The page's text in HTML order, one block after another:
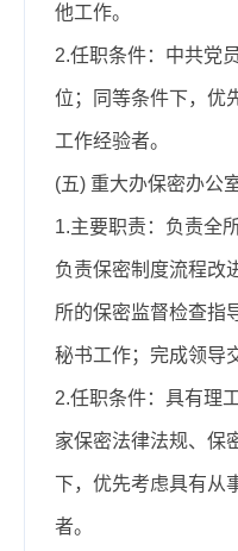
他工作。
2.任职条件： 中共党
位； 同等条件下，优
工作经验者。
(五) 重大办保密办公
1.主要职责： 负责全
负责保密制度流程改
所的保密监督检查指
秘书工作；完成领导
2.任职条件： 具有理
家保密法律法规、保
下，优先考虑具有从
者。